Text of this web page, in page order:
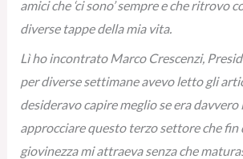
amici che ‘ci sono’ sempre e che ritrovo
diverse tappe della mia vita.
Lì ho incontrato Marco Crescenzi,
per diverse settimane avevo letto gli
desideravo capire meglio se era
approcciare questo terzo settore che fin
giovinezza mi attraeva senza che